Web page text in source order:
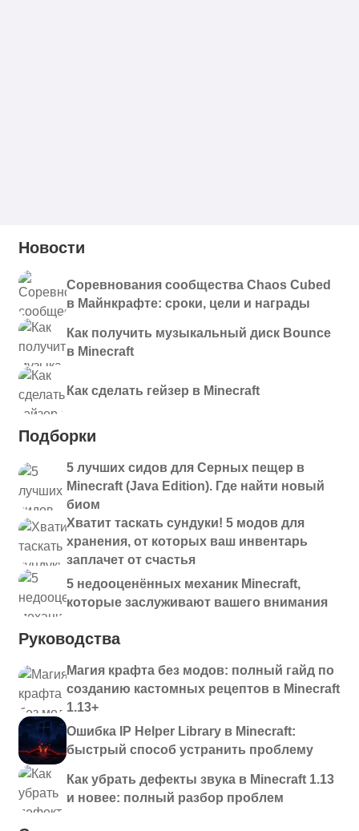
Новости
Соревнования сообщества Chaos Cubed
в Майнкрафте: сроки, цели и награды
Как получить музыкальный диск Bounce
в Minecraft
Как сделать гейзер в Minecraft
Подборки
5 лучших сидов для Серных пещер в
Minecraft (Java Edition). Где найти новый
биом
Хватит таскать сундуки! 5 модов для
хранения, от которых ваш инвентарь
заплачет от счастья
5 недооценённых механик Minecraft,
которые заслуживают вашего внимания
Руководства
Магия крафта без модов: полный гайд по
созданию кастомных рецептов в Minecraft
1.13+
Ошибка IP Helper Library в Minecraft:
быстрый способ устранить проблему
Как убрать дефекты звука в Minecraft 1.13
и новее: полный разбор проблем